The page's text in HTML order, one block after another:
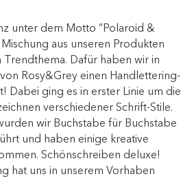
unter dem Motto “Polaroid &
aus unseren Produkten
Dafür haben wir in
Rosy&Grey einen Handlettering-
Dabei ging es in erster Linie um die
verschiedener Schrift-Stile.
wir Buchstabe für Buchstabe
und haben einige kreative
Schönschreiben deluxe!
hat uns in unserem Vorhaben